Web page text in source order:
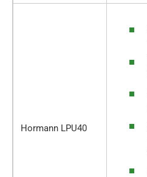
Hormann LPU40